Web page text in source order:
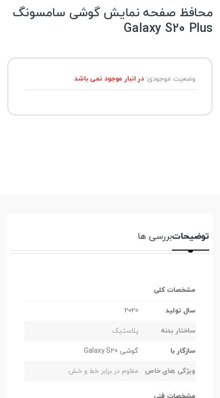
محافظ صفحه نمایش گوشی سامسونگ
Galaxy S20 Plus
وضعیت موجودی:در انبار موجود نمی باشد
توضیحاتبررسی ها
مشخصات کلی
سال تولید 2020
ساختار بدنه پلاستیک
سازگار با گوشی Galaxy S20
ویژگی های خاص مقاوم در برابر خط و خش